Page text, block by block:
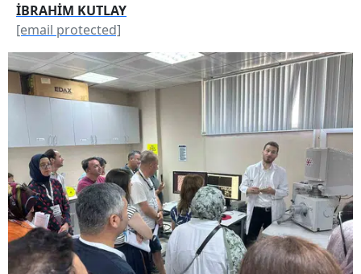
İBRAHİM KUTLAY
[email protected]